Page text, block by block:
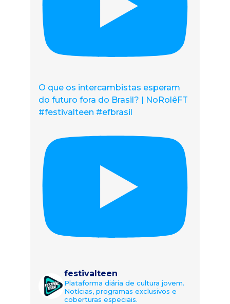
O que os intercambistas esperam
do futuro fora do Brasil? | NoRolêFT
#festivalteen #efbrasil
festivalteen
Plataforma diária de cultura jovem.
Notícias, programas exclusivos e
coberturas especiais.